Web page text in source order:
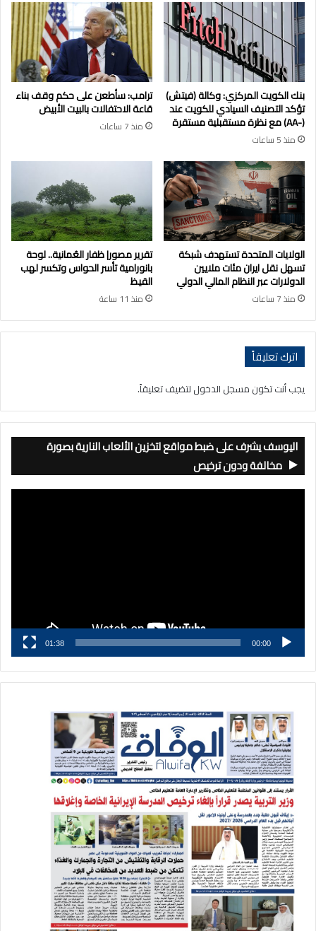
بنك الكويت المركزي: وكالة (فيتش)
تؤكد التصنيف السيادي للكويت عند
(-AA) مع نظرة مستقبلية مستقرة
منذ 5 ساعات
ترامب: سأطعن على حكم وقف بناء
قاعة الاحتفالات بالبيت الأبيض
منذ 7 ساعات
الولايات المتحدة تستهدف شبكة
تسهل نقل ايران مئات ملايين
الدولارات عبر النظام المالي الدولي
منذ 7 ساعات
تقرير مصور| ظفار العُمانية.. لوحة
بانورامية تأسر الحواس وتكسر لهب
القيظ
منذ 11 ساعة
اترك تعليقاً
يجب أنت تكون مسجل الدخول لتضيف تعليقاً.
اليوسف يشرف على ضبط مواقع لتخزين الألعاب النارية بصورة
مخالفة ودون ترخيص
00:00
01:38